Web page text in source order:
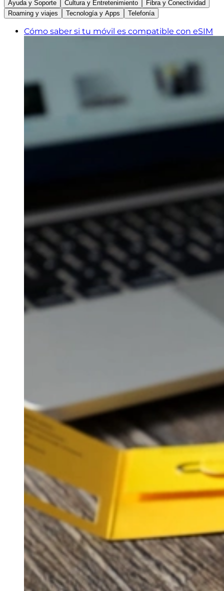
Ayuda y Soporte
Cultura y Entretenimiento
Fibra y Conectividad
Roaming y viajes
Tecnología y Apps Telefonía
Cómo saber si tu móvil es compatible con eSIM